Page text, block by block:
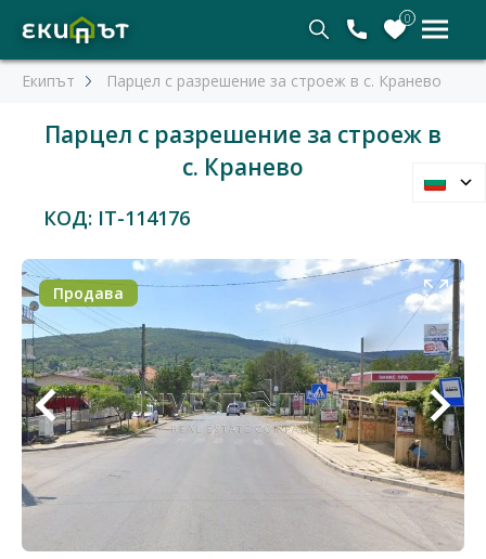
0
Екипът Парцел с разрешение за строеж в с. Кранево
Парцел с разрешение за строеж в
с. Кранево
КОД: IT-114176
Продава